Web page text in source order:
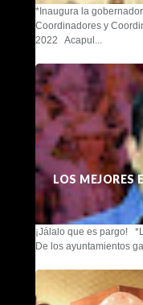
*Inaugura la
Coordinadores y
2022 Acapul...
LOS MEJORES
¡Jálalo que es pargo!
De los ayuntamientos